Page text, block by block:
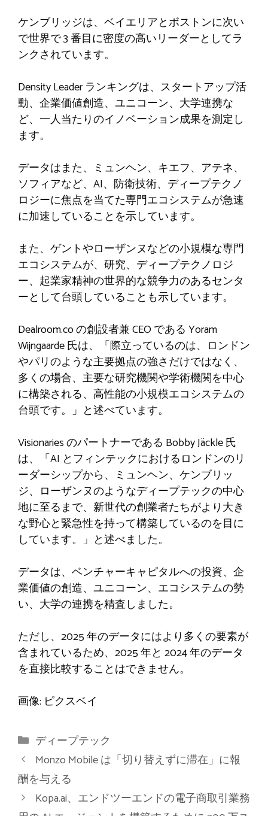
ケンブリッジは、ベイエリアとボストンに次い
で世界で 3 番目に密度の高いリーダーとしてラ
ンクされています。
Density Leader ランキングは、スタートアップ活
動、企業価値創造、ユニコーン、大学連携な
ど、一人当たりのイノベーション成果を測定し
ます。
データはまた、ミュンヘン、キエフ、アテネ、
ソフィアなど、AI、防衛技術、ディープテクノ
ロジーに焦点を当てた専門エコシステムが急速
に加速していることを示しています。
また、ゲントやローザンヌなどの小規模な専門
エコシステムが、研究、ディープテクノロジ
ー、起業家精神の世界的な競争力のあるセンタ
ーとして台頭していることも示しています。
Dealroom.co の創設者兼 CEO である Yoram
Wijngaarde 氏は、「際立っているのは、ロンドン
やパリのような主要拠点の強さだけではなく、
多くの場合、主要な研究機関や学術機関を中心
に構築される、高性能の小規模エコシステムの
台頭です。」と述べています。
Visionaries のパートナーである Bobby Jäckle 氏
は、「AI とフィンテックにおけるロンドンのリ
ーダーシップから、ミュンヘン、ケンブリッ
ジ、ローザンヌのようなディープテックの中心
地に至るまで、新世代の創業者たちがより大き
な野心と緊急性を持って構築しているのを目に
しています。」と述べました。
データは、ベンチャーキャピタルへの投資、企
業価値の創造、ユニコーン、エコシステムの勢
い、大学の連携を精査しました。
ただし、2025 年のデータにはより多くの要素が
含まれているため、2025 年と 2024 年のデータ
を直接比較することはできません。
画像: ピクスベイ
カ
テ
ゴ
リ
ー
ディープテック
Monzo Mobile は「切り替えずに滞在」に報
酬を与える
Kopa.ai、エンドツーエンドの電子商取引業務